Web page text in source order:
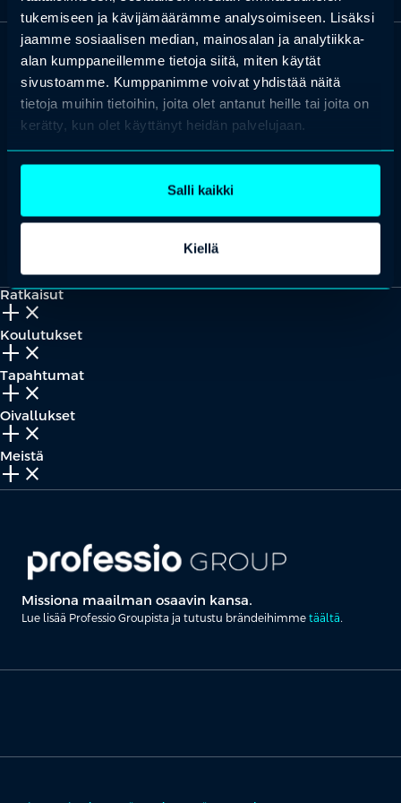
tukemiseen ja kävijämäärämme analysoimiseen. Lisäksi
jaamme sosiaalisen median, mainosalan ja analytiikka-
alan kumppaneillemme tietoja siitä, miten käytät
sivustoamme. Kumppanimme voivat yhdistää näitä
tietoja muihin tietoihin, joita olet antanut heille tai joita on
kerätty, kun olet käyttänyt heidän palvelujaan.
Salli kaikki
Kiellä
OTA YHTEYTTÄ
Keilaranta 1 A, 02150 Espoo
+358 (0)20 780 6220
asiakaspalvelu@professio.fi
Yhteistyökumppaniksi?
Ratkaisut
add_2 close
Koulutukset
add_2 close
Tapahtumat
add_2 close
Oivallukset
add_2 close
Meistä
add_2 close
Missiona maailman osaavin kansa.
Lue lisää Professio Groupista ja tutustu brändeihimme täältä.